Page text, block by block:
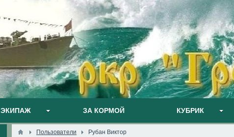
ЭКИПАЖ ЗА КОРМОЙ КУБРИК
Пользователи Рубан Виктор